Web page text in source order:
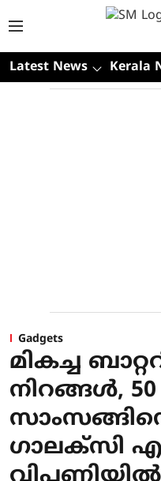
Latest News Kerala
Gadgets
മികച്ച
നിറങ്ങള്‍,
ഗാലക്‌സി എ